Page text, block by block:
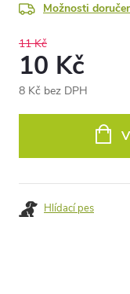
Možnosti
11 Kč
10 Kč
8 Kč bez DPH
Hlídací pes